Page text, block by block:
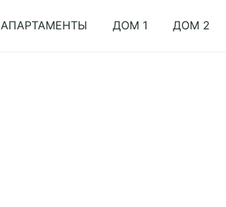
АПАРТАМЕНТЫ ДОМ 1 ДОМ 2